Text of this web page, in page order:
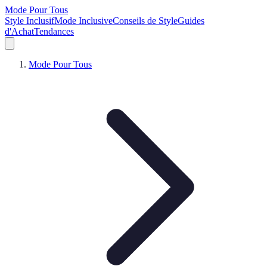
Mode Pour Tous
Style InclusifMode InclusiveConseils de StyleGuides
d'AchatTendances
Mode Pour Tous